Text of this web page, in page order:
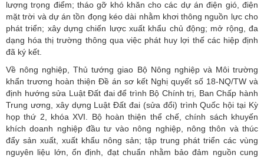
lượng trọng điểm; tháo gỡ khó khăn cho các dự án điện gió, điện
mặt trời và dự án tồn đọng kéo dài nhằm khơi thông nguồn lực cho
phát triển; xây dựng chiến lược xuất khẩu chủ động; mở rộng, đa
dạng hóa thị trường thông qua việc phát huy lợi thế các hiệp định
đã ký kết.
Về nông nghiệp, Thủ tướng giao Bộ Nông nghiệp và Môi trường
khẩn trương hoàn thiện Đề án sơ kết Nghị quyết số 18-NQ/TW và
định hướng sửa Luật Đất đai để trình Bộ Chính trị, Ban Chấp hành
Trung ương, xây dựng Luật Đất đai (sửa đổi) trình Quốc hội tại Kỳ
họp thứ 2, khóa XVI. Bộ hoàn thiện thể chế, chính sách khuyến
khích doanh nghiệp đầu tư vào nông nghiệp, nông thôn và thúc
đẩy sản xuất, xuất khẩu nông sản; tập trung phát triển các vùng
nguyên liệu lớn, ổn định, đạt chuẩn nhằm bảo đảm nguồn cung